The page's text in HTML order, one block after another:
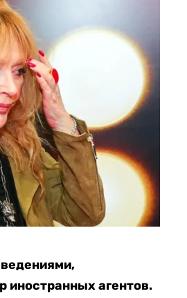
иностранных агентов.